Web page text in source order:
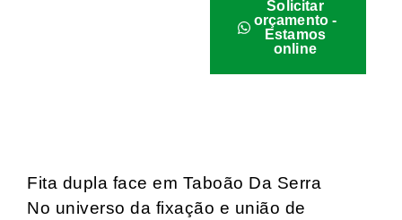
Solicitar
orçamento -
Estamos
online
Fita dupla face em Taboão Da Serra
No universo da fixação e união de